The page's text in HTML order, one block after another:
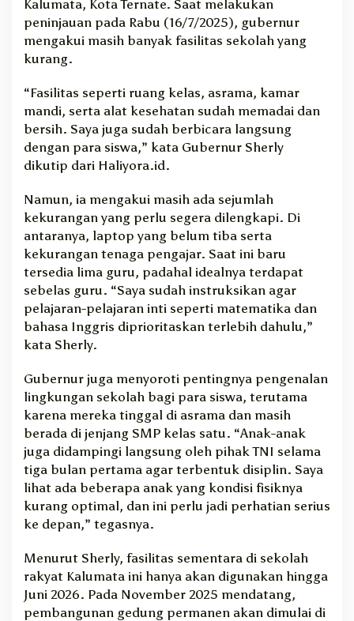
Kalumata, Kota Ternate. Saat melakukan
peninjauan pada Rabu (16/7/2025), gubernur
mengakui masih banyak fasilitas sekolah yang
kurang.
“Fasilitas seperti ruang kelas, asrama, kamar
mandi, serta alat kesehatan sudah memadai dan
bersih. Saya juga sudah berbicara langsung
dengan para siswa,” kata Gubernur Sherly
dikutip dari Haliyora.id.
Namun, ia mengakui masih ada sejumlah
kekurangan yang perlu segera dilengkapi. Di
antaranya, laptop yang belum tiba serta
kekurangan tenaga pengajar. Saat ini baru
tersedia lima guru, padahal idealnya terdapat
sebelas guru. “Saya sudah instruksikan agar
pelajaran-pelajaran inti seperti matematika dan
bahasa Inggris diprioritaskan terlebih dahulu,”
kata Sherly.
Gubernur juga menyoroti pentingnya pengenalan
lingkungan sekolah bagi para siswa, terutama
karena mereka tinggal di asrama dan masih
berada di jenjang SMP kelas satu. “Anak-anak
juga didampingi langsung oleh pihak TNI selama
tiga bulan pertama agar terbentuk disiplin. Saya
lihat ada beberapa anak yang kondisi fisiknya
kurang optimal, dan ini perlu jadi perhatian serius
ke depan,” tegasnya.
Menurut Sherly, fasilitas sementara di sekolah
rakyat Kalumata ini hanya akan digunakan hingga
Juni 2026. Pada November 2025 mendatang,
pembangunan gedung permanen akan dimulai di